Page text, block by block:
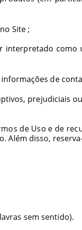
Site ;
como
de
prejudiciais
de Uso e de
Além disso,
sem sentido).